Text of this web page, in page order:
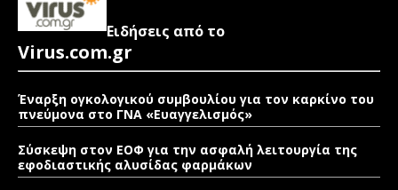
Ειδήσεις από το
Virus.com.gr
Έναρξη ογκολογικού συμβουλίου για τον καρκίνο του
πνεύμονα στο ΓΝΑ «Ευαγγελισμός»
Σύσκεψη στον ΕΟΦ για την ασφαλή λειτουργία της
εφοδιαστικής αλυσίδας φαρμάκων